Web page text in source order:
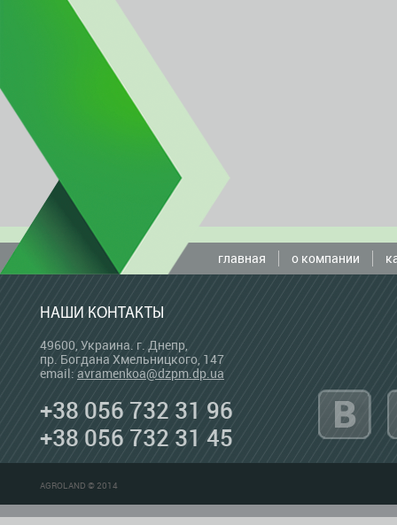
главная о компании
НАШИ КОНТАКТЫ
49600, Украина. г. Днепр,
пр. Богдана Хмельницкого, 147
email: avramenkoa@dzpm.dp.ua
+38 056 732 31 96
+38 056 732 31 45
AGROLAND © 2014